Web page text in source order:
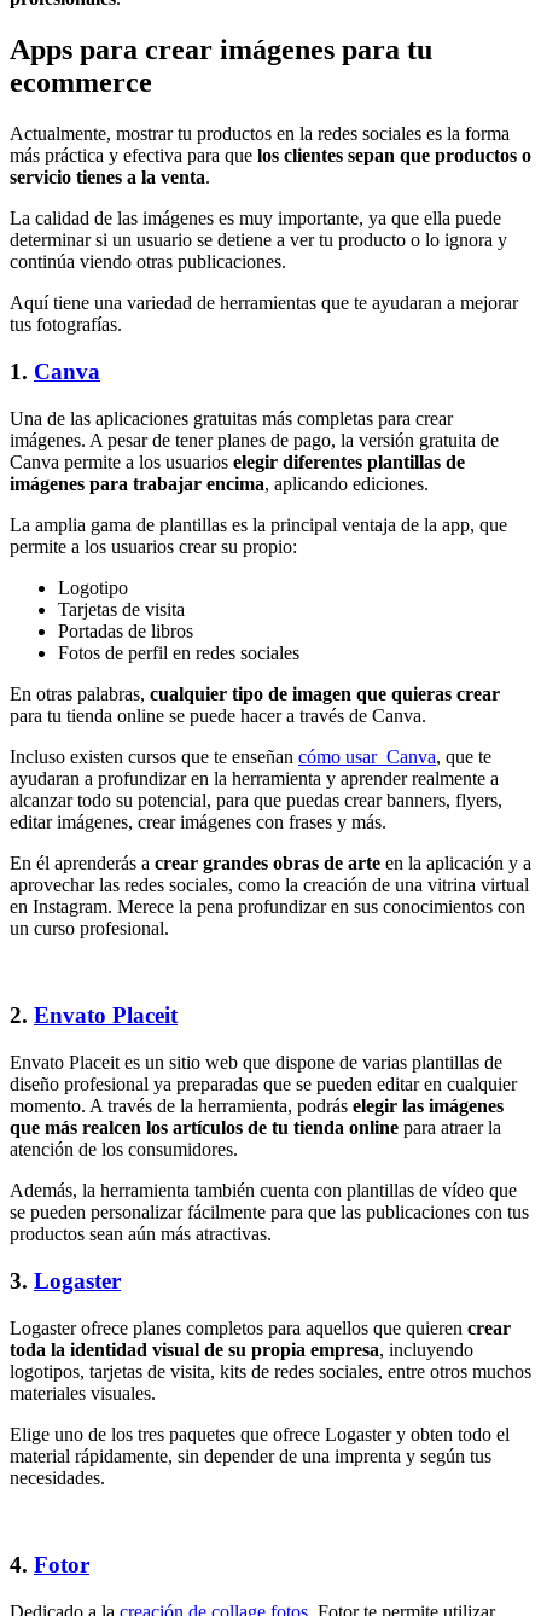
Apps para crear imágenes para tu
ecommerce
Actualmente, mostrar tu productos en la redes sociales es la forma
más práctica y efectiva para que los clientes sepan que productos o
servicio tienes a la venta.
La calidad de las imágenes es muy importante, ya que ella puede
determinar si un usuario se detiene a ver tu producto o lo ignora y
continúa viendo otras publicaciones.
Aquí tiene una variedad de herramientas que te ayudaran a mejorar
tus fotografías.
1. Canva
Una de las aplicaciones gratuitas más completas para crear
imágenes. A pesar de tener planes de pago, la versión gratuita de
Canva permite a los usuarios elegir diferentes plantillas de
imágenes para trabajar encima, aplicando ediciones.
La amplia gama de plantillas es la principal ventaja de la app, que
permite a los usuarios crear su propio:
Logotipo
Tarjetas de visita
Portadas de libros
Fotos de perfil en redes sociales
En otras palabras, cualquier tipo de imagen que quieras crear
para tu tienda online se puede hacer a través de Canva.
Incluso existen cursos que te enseñan cómo usar Canva, que te
ayudaran a profundizar en la herramienta y aprender realmente a
alcanzar todo su potencial, para que puedas crear banners, flyers,
editar imágenes, crear imágenes con frases y más.
En él aprenderás a crear grandes obras de arte en la aplicación y a
aprovechar las redes sociales, como la creación de una vitrina virtual
en Instagram. Merece la pena profundizar en sus conocimientos con
un curso profesional.
2. Envato Placeit
Envato Placeit es un sitio web que dispone de varias plantillas de
diseño profesional ya preparadas que se pueden editar en cualquier
momento. A través de la herramienta, podrás elegir las imágenes
que más realcen los artículos de tu tienda online para atraer la
atención de los consumidores.
Además, la herramienta también cuenta con plantillas de vídeo que
se pueden personalizar fácilmente para que las publicaciones con tus
productos sean aún más atractivas.
3. Logaster
Logaster ofrece planes completos para aquellos que quieren crear
toda la identidad visual de su propia empresa, incluyendo
logotipos, tarjetas de visita, kits de redes sociales, entre otros muchos
materiales visuales.
Elige uno de los tres paquetes que ofrece Logaster y obten todo el
material rápidamente, sin depender de una imprenta y según tus
necesidades.
4. Fotor
Dedicado a la creación de collage fotos, Fotor te permite utilizar